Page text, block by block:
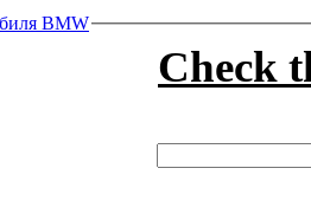
BMW
Check